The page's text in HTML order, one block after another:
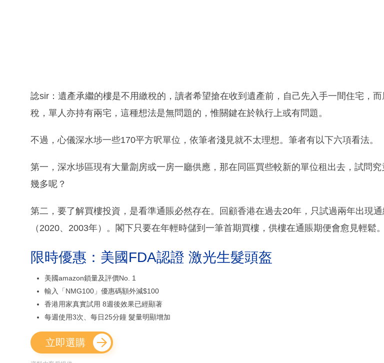
諗sir：遺產承繼的樓是不用繳稅的，讀者希望搶在收到遺產前，自己先入手一間住宅，
稅，單人亦持有兩宅，這種想法是無問題的，惟關鍵在於執行上或有問題。
不過，心儀深水埗一些170平方呎單位，依筆者淺見就不太理想。筆者有以下六項看法。
第一，深水埗區現有大量劏房或一房一廳供應，那在同區買些較新的單位租出去，試問究
幾多呢？
第二，要了解買樓投資，是看準通賬必然存在。回顧香港在過去20年，只試過兩年出現
（2020、2003年）。閣下只要在年輕時儲到一筆首期買樓，供樓在通賬期便會愈見輕鬆。
限時優惠：美國FDA認證 激光生髮頭盔
美國amazon鎖量及評價No. 1
輸入「NMG100」優惠碼額外減$100
香港用家真實試用 8週後效果已經顯著
每週使用3次、每日25分鐘 髮量明顯增加
立即選購